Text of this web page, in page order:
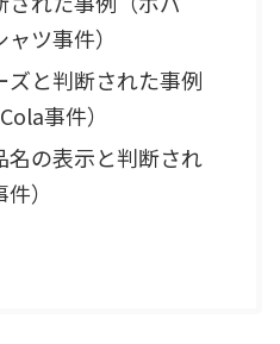
ツ事件）
ズと判断された事例
事件）
名の表示と判断され
）